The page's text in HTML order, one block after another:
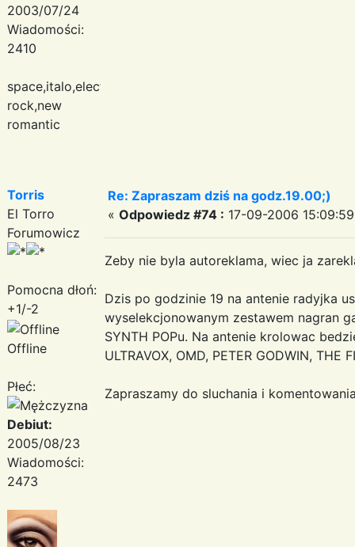
2003/07/24
Wiadomości:
2410
space,italo,electronic
rock,new
romantic
Torris
El Torro
Forumowicz
Pomocna dłoń:
+1/-2
Offline
Płeć:
Debiut:
2005/08/23
Wiadomości:
2473
Re: Zapraszam dziś na godz.19.00;)
« Odpowiedz #74 : 17-09-2006
Zeby nie byla autoreklama, wiec ja
Dzis po godzinie 19 na antenie radyjka
wyselekcjonowanym zestawem nagran
SYNTH POPu. Na antenie krolowac
ULTRAVOX, OMD, PETER GODWIN, THE
Zapraszamy do sluchania i